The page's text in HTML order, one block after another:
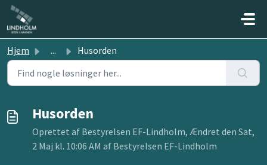
Gå til hovedindhold
Hjem ... Husorden
Husorden
Oprettet af Bestyrelsen EF-Lindholm, Ændret den Sat,
2 Maj kl. 10:06 AM af Bestyrelsen EF-Lindholm